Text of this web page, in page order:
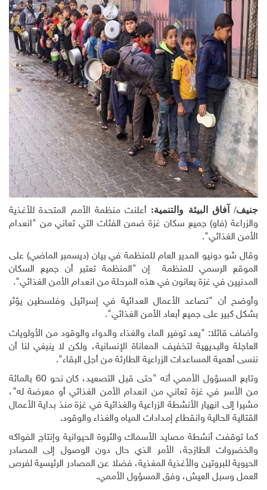
جنيف/ آفاق البيئة والتنمية: أعلنت منظمة الأمم المتحدة للأغذية
والزراعة (فاو) جميع سكان غزة ضمن الفئات التي تعاني من "انعدام
الأمن الغذائي".
وقال شو دونيو المدير العام للمنظمة في بيان (ديسمبر الماضي) على
الموقع الرسمي للمنظمة إن "المنظمة تعتبر أن جميع السكان
المدنيين في غزة يعانون في هذه المرحلة من انعدام الأمن الغذائي".
وأوضح أن "تصاعد الأعمال العدائية في إسرائيل وفلسطين يؤثر
بشكل كبير على جميع أبعاد الأمن الغذائي".
وأضاف قائلا: "يعد توفير الماء والغذاء والدواء والوقود من الأولويات
العاجلة والبديهية لتخفيف المعاناة الإنسانية، ولكن لا ينبغي لنا أن
ننسى أهمية المساعدات الزراعية الطارئة من أجل البقاء".
وتابع المسؤول الأممي أنه "حتى قبل التصعيد، كان نحو 60 بالمائة
من الأسر في غزة تعاني من انعدام الأمن الغذائي أو معرضة له"،
مشيرا إلى انهيار الأنشطة الزراعية والغذائية في غزة منذ بداية الأعمال
القتالية الحالية وانقطاع إمدادات المياه والغذاء والوقود.
كما توقفت أنشطة مصايد الأسماك والثروة الحيوانية وإنتاج الفواكه
والخضروات الطازجة، الأمر الذي حال دون الوصول إلى المصادر
الحيوية للبروتين والأغذية المغذية، فضلا عن المصادر الرئيسية لفرص
العمل وسبل العيش، وفق المسؤول الأممي.